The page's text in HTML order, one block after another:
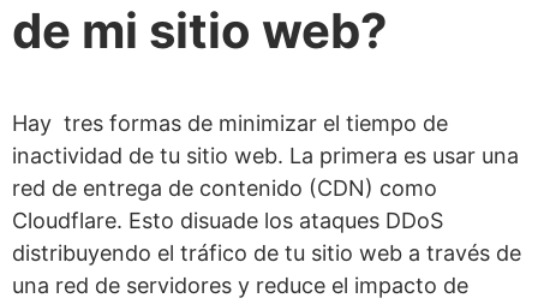
de mi sitio web?
Hay tres formas de minimizar el tiempo de
inactividad de tu sitio web. La primera es usar una
red de entrega de contenido (CDN) como
Cloudflare. Esto disuade los ataques DDoS
distribuyendo el tráfico de tu sitio web a través de
una red de servidores y reduce el impacto de